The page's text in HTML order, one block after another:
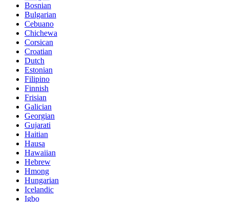
Bosnian
Bulgarian
Cebuano
Chichewa
Corsican
Croatian
Dutch
Estonian
Filipino
Finnish
Frisian
Galician
Georgian
Gujarati
Haitian
Hausa
Hawaiian
Hebrew
Hmong
Hungarian
Icelandic
Igbo